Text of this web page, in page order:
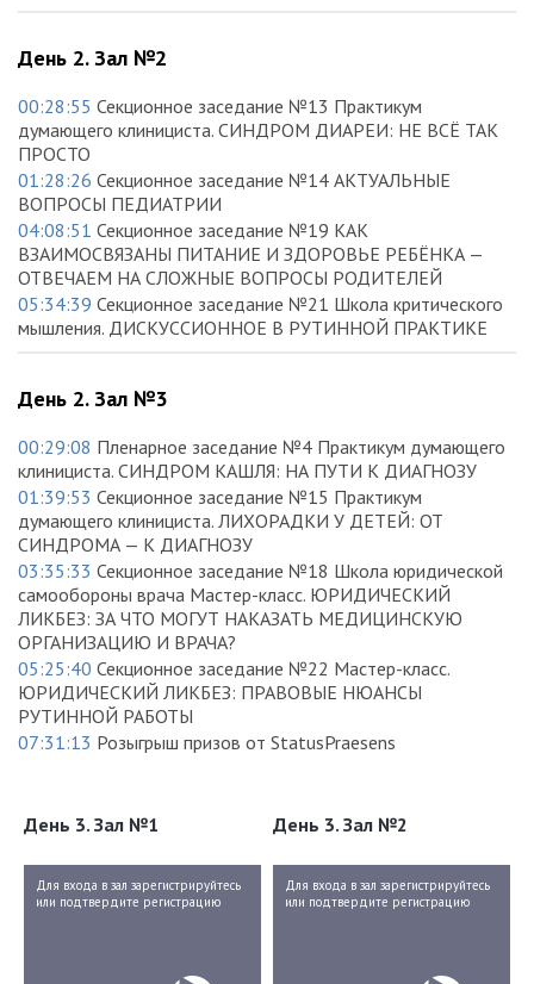
День 2. Зал №2
00:28:55 Секционное заседание №13 Практикум
думающего клинициста. СИНДРОМ ДИАРЕИ: НЕ ВСЁ ТАК
ПРОСТО
01:28:26 Секционное заседание №14 АКТУАЛЬНЫЕ
ВОПРОСЫ ПЕДИАТРИИ
04:08:51 Секционное заседание №19 КАК
ВЗАИМОСВЯЗАНЫ ПИТАНИЕ И ЗДОРОВЬЕ РЕБЁНКА —
ОТВЕЧАЕМ НА СЛОЖНЫЕ ВОПРОСЫ РОДИТЕЛЕЙ
05:34:39 Секционное заседание №21 Школа критического
мышления. ДИСКУССИОННОЕ В РУТИННОЙ ПРАКТИКЕ
День 2. Зал №3
00:29:08 Пленарное заседание №4 Практикум думающего
клинициста. СИНДРОМ КАШЛЯ: НА ПУТИ К ДИАГНОЗУ
01:39:53 Секционное заседание №15 Практикум
думающего клинициста. ЛИХОРАДКИ У ДЕТЕЙ: ОТ
СИНДРОМА — К ДИАГНОЗУ
03:35:33 Секционное заседание №18 Школа юридической
самообороны врача Мастер-класс. ЮРИДИЧЕСКИЙ
ЛИКБЕЗ: ЗА ЧТО МОГУТ НАКАЗАТЬ МЕДИЦИНСКУЮ
ОРГАНИЗАЦИЮ И ВРАЧА?
05:25:40 Секционное заседание №22 Мастер-класс.
ЮРИДИЧЕСКИЙ ЛИКБЕЗ: ПРАВОВЫЕ НЮАНСЫ
РУТИННОЙ РАБОТЫ
07:31:13 Розыгрыш призов от StatusPraesens
День 3. Зал №1
Для входа в зал зарегистрируйтесь
или подтвердите регистрацию
День 3. Зал №2
Для входа в зал зарегистрируйтесь
или подтвердите регистрацию